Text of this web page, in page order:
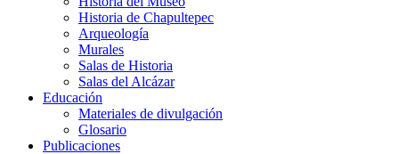
Historia de Chapultepec
Arqueología
Murales
Salas de Historia
Salas del Alcázar
Educación
Materiales de divulgación
Glosario
Publicaciones